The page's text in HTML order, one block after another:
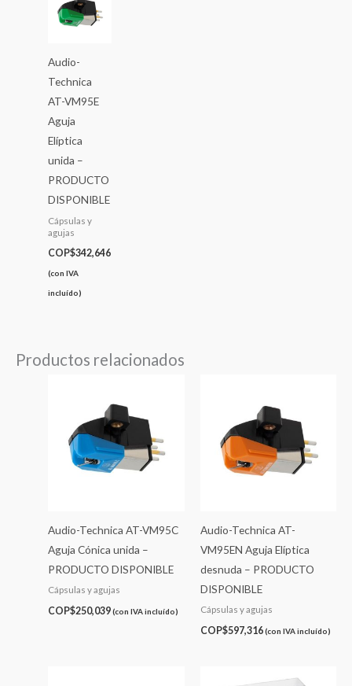
Audio-
Technica
AT-VM95E
Aguja
Elíptica
unida –
PRODUCTO
DISPONIBLE
Cápsulas y
agujas
COP$342,646
(con IVA
incluído)
Productos relacionados
Audio-Technica AT-VM95C
Aguja Cónica unida –
PRODUCTO DISPONIBLE
Cápsulas y agujas
COP$250,039(con IVA incluído)
Audio-Technica AT-
VM95EN Aguja Elíptica
desnuda – PRODUCTO
DISPONIBLE
Cápsulas y agujas
COP$597,316 (con IVA incluído)